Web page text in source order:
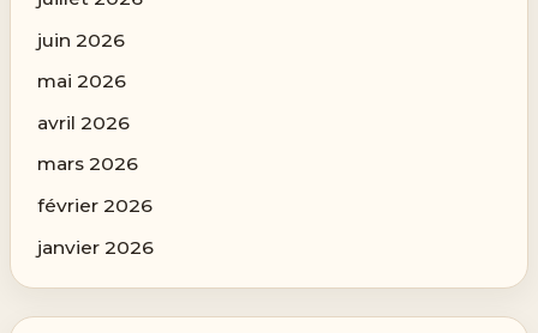
juin 2026
mai 2026
avril 2026
mars 2026
février 2026
janvier 2026